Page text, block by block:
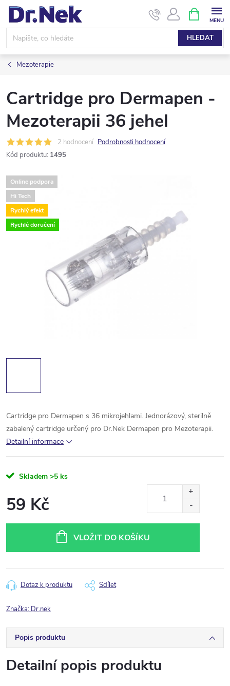
Přejít
obsah
HLEDAT
NÁKUPNÍ
KOŠÍK
Mezoterapie
Cartridge pro Dermapen -
Mezoterapii 36 jehel
2 hodnocení Podrobnosti hodnocení
Kód produktu: 1495
Online podpora
Hi Tech
Rychlý efekt
Rychlé doručení
Cartridge pro Dermapen s 36 mikrojehlami. Jednorázový, sterilně
zabalený cartridge určený pro Dr.Nek Dermapen pro Mezoterapii.
Detailní informace
Skladem >5 ks
59 Kč
VLOŽIT DO KOŠÍKU
Dotaz k produktu Sdílet
Značka: Dr.nek
Popis produktu
Detailní popis produktu